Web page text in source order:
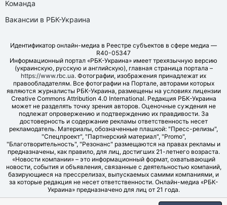
Команда
Вакансии в РБК-Украина
Идентификатор онлайн-медиа в Реестре субъектов в сфере медиа —
R40-05347
Информационный портал «РБК-Украина» имеет трехязычную версию
(украинскую, русскую и английскую), главная страница портала –
https://www.rbc.ua. Фотографии, изображения принадлежат их
правообладателям. Все фотографии на Портале, авторами которых
являются журналисты РБК-Украина, размещены на условиях лицензии
Creative Commons Attribution 4.0 International. Редакция РБК-Украина
может не разделять точку зрения авторов. Оценочные суждения не
подлежат опровержению и подтверждению их правдивости. За
достоверность и содержание рекламы ответственность несет
рекламодатель. Материалы, обозначенные плашкой: "Пресс-релизы",
"Спецпроект", "Партнерский материал", "Promo",
"Благотворительность", "Резонанс" размещаются на правах рекламы и
предназначены, как правило, для лиц, достигших 21-летнего возраста.
«Новости компании» – это информационный формат, охватывающий
новости, события и объявления, связанные с деятельностью компаний,
базирующиеся на прессрелизах, выпускаемых самими компаниями, и
за которые редакция не несет ответственности. Онлайн-медиа «РБК-
Украина» предназначено для лиц от 21 года.